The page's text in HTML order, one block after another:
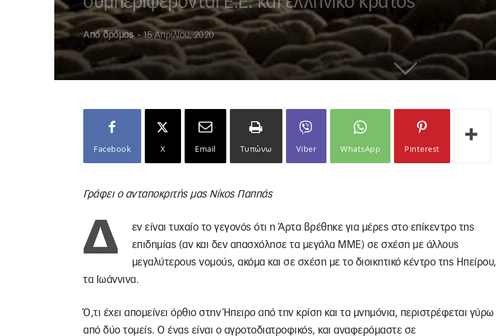
Από δρόμος - 15 Απριλίου, 2020
Facebook X Email Τυπώνω Viber WhatsApp Pinterest
Γράφει ο ανταποκριτής μας Νίκος Παππάς
Δ
εν είναι τυχαίο το γεγονός ότι η Άρτα βρέθηκε για μέρες στο επίκεντρο της
επιδημίας (αν και δεν απασχόλησε τα μεγάλα ΜΜΕ) σε σχέση με άλλους
μεγαλύτερους νομούς, ακόμα και σε σχέση με το διοικητικό κέντρο της Ηπείρου,
τα Ιωάννινα.
Ό,τι έχει απομείνει όρθιο στην Ήπειρο από την κρίση και τα μνημόνια, περιστρέφεται γύρω
από δύο τομείς. Ο ένας είναι ο αγροτοδιατροφικός, και αναφερόμαστε σε